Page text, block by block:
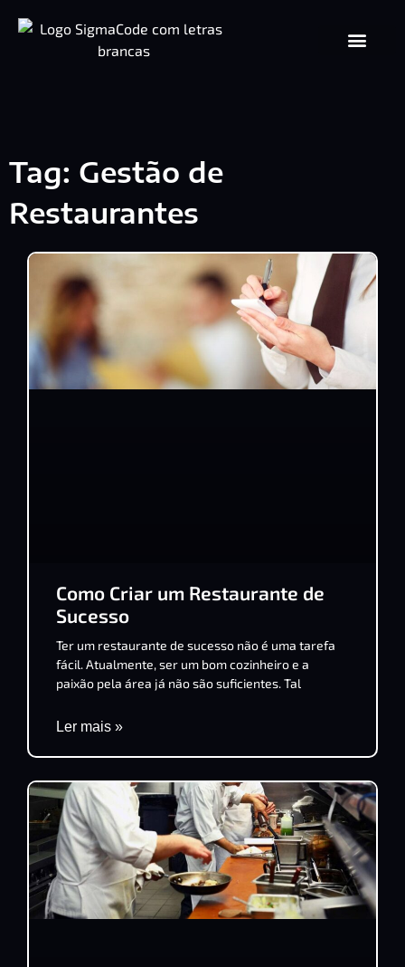
Tag: Gestão de
Restaurantes
Como Criar um Restaurante de
Sucesso
Ter um restaurante de sucesso não é uma tarefa
fácil. Atualmente, ser um bom cozinheiro e a
paixão pela área já não são suficientes. Tal
Ler mais »